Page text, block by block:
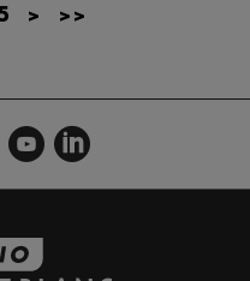
> >>